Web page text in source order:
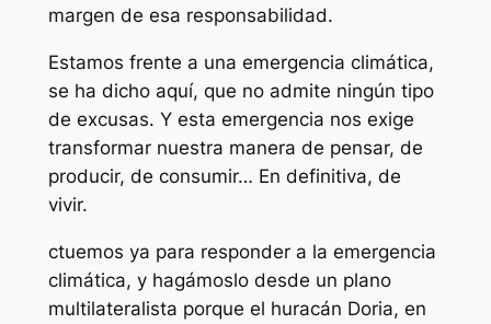
margen de esa responsabilidad.
Estamos frente a una emergencia climática,
se ha dicho aquí, que no admite ningún tipo
de excusas. Y esta emergencia nos exige
transformar nuestra manera de pensar, de
producir, de consumir… En definitiva, de
vivir.
ctuemos ya para responder a la emergencia
climática, y hagámoslo desde un plano
multilateralista porque el huracán Doria, en